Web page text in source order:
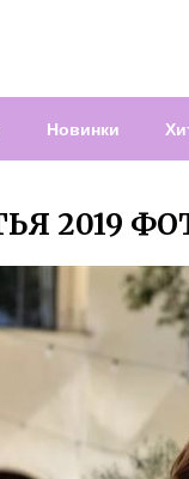
Новинки
2019